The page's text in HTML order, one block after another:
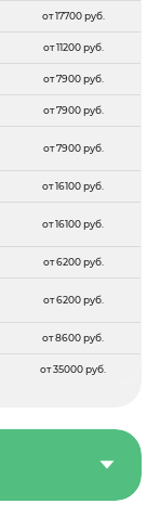
от 17700 руб.
от 11200 руб.
от 7900 руб.
от 7900 руб.
от 7900 руб.
от 16100 руб.
от 16100 руб.
от 6200 руб.
от 6200 руб.
от 8600 руб.
от 35000 руб.